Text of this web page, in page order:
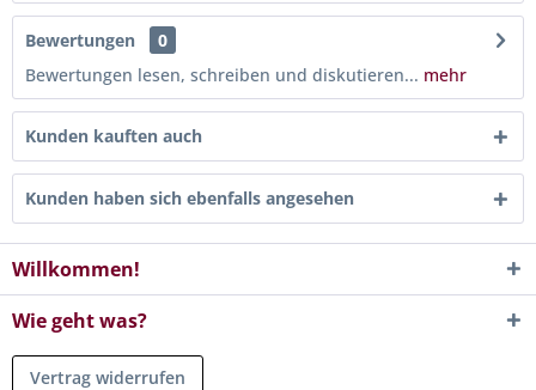
Bewertungen
0
Bewertungen lesen, schreiben und diskutieren... mehr
Kunden kauften auch
Kunden haben sich ebenfalls angesehen
Willkommen!
Wie geht was?
Vertrag widerrufen